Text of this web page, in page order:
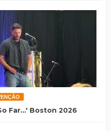
Far...' Boston 2026